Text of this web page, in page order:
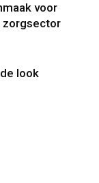
voor
zorgsector
look